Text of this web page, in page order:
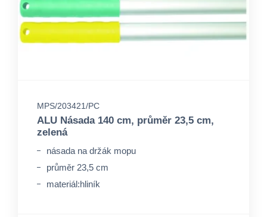
MPS/203421/PC
ALU Násada 140 cm, průměr 23,5 cm,
zelená
násada na držák mopu
průměr 23,5 cm
materiál:hliník